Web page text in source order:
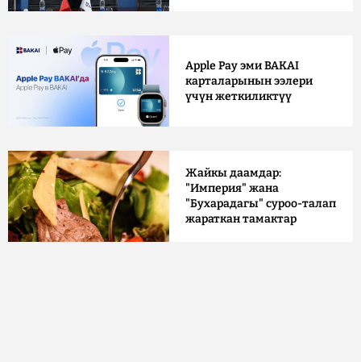
Apple Pay эми BAKAI
карталарынын ээлери
үчүн жеткиликтүү
Жайкы даамдар:
"Империя" жана
"Бухарадагы" суроо-талап
жараткан тамактар